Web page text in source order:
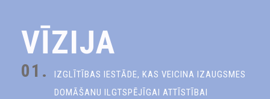
VĪZIJA
01.
IZGLĪTĪBAS IESTĀDE, KAS VEICINA IZAUGSMES
DOMĀŠANU ILGTSPĒJĪGAI ATTĪSTĪBAI